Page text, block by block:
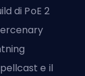
di PoE 2
e il